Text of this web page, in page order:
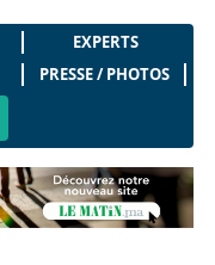
EXPERTS
PRESSE / PHOTOS